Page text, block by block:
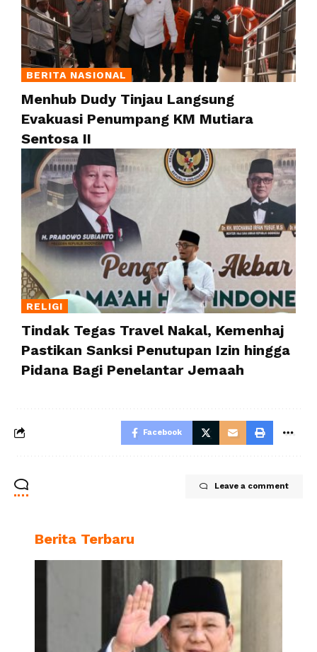
BERITA NASIONAL
Menhub Dudy Tinjau Langsung
Evakuasi Penumpang KM Mutiara
Sentosa II
RELIGI
Tindak Tegas Travel Nakal, Kemenhaj
Pastikan Sanksi Penutupan Izin hingga
Pidana Bagi Penelantar Jemaah
Facebook
Leave a comment
Berita Terbaru